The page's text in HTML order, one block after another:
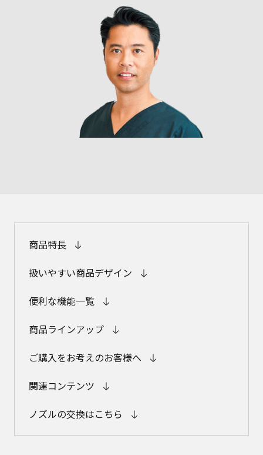
商品特長
扱いやすい商品デザイン
便利な機能一覧
商品ラインアップ
ご購入をお考えのお客様へ
関連コンテンツ
ノズルの交換はこちら